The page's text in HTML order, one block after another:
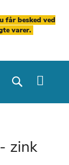
får besked ved
varer.
Search
zink